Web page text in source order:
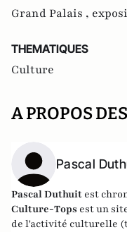
Grand Palais ,
THEMATIQUES
Culture
A PROPOS
Pascal
Pascal Duthuit est
Culture-Tops est un
de l'activité culturelle